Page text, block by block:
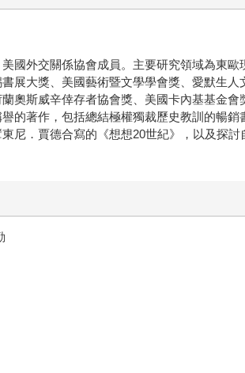
國外交關係協會成員。主要研究領域為東歐
展大獎、美國藝術暨文學學會獎、愛默生
奧斯威辛倖存者協會獎、美國卡內基基金會
的著作，包括總結極權獨裁歷史教訓的暢
尼．賈德合寫的《想想20世紀》，以及探